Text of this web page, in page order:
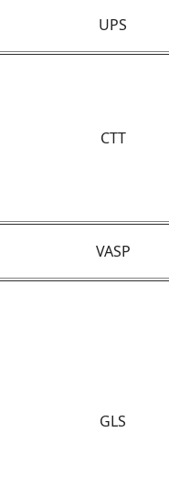
UPS
CTT
VASP
GLS